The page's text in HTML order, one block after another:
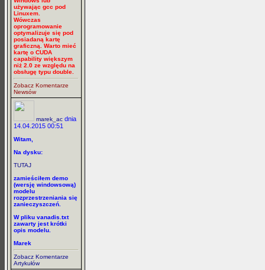
używając gcc pod
Linuxem.
Wówczas
oprogramowanie
optymalizuje się pod
posiadaną kartę
graficzną. Warto mieć
kartę o CUDA
capability większym
niż 2.0 ze względu na
obsługę typu double.
Zobacz Komentarze
Newsów
marek_ac dnia
14.04.2015 00:51
Witam,
Na dysku:
TUTAJ
zamieściłem demo
(wersję windowsową)
modelu
rozprzestrzeniania się
zanieczyszczeń.
W pliku vanadis.txt
zawarty jest krótki
opis modelu.
Marek
Zobacz Komentarze
Artykułów